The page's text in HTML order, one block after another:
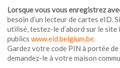
Lorsque vous vous enregistrez
besoin d’un lecteur de cartes eID.
utilisé, testez-le d’abord sur le
publics www.eid.belgium.be.
Gardez votre code PIN à portée de
demandez-le à votre maison